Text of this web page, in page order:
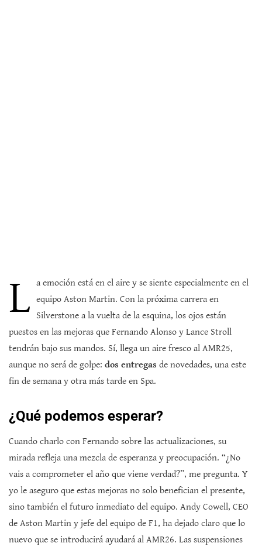
L a emoción está en el aire y se siente especialmente en el
equipo Aston Martin. Con la próxima carrera en
Silverstone a la vuelta de la esquina, los ojos están
puestos en las mejoras que Fernando Alonso y Lance Stroll
tendrán bajo sus mandos. Sí, llega un aire fresco al AMR25,
aunque no será de golpe: dos entregas de novedades, una este
fin de semana y otra más tarde en Spa.
¿Qué podemos esperar?
Cuando charlo con Fernando sobre las actualizaciones, su
mirada refleja una mezcla de esperanza y preocupación. “¿No
vais a comprometer el año que viene verdad?”, me pregunta. Y
yo le aseguro que estas mejoras no solo benefician el presente,
sino también el futuro inmediato del equipo. Andy Cowell, CEO
de Aston Martin y jefe del equipo de F1, ha dejado claro que lo
nuevo que se introducirá ayudará al AMR26. Las suspensiones